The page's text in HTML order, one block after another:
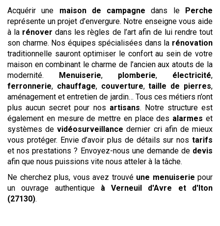
Acquérir une maison de campagne dans le Perche
représente un projet d’envergure. Notre enseigne vous aide
à la rénover dans les règles de l’art afin de lui rendre tout
son charme. Nos équipes spécialisées dans la rénovation
traditionnelle sauront optimiser le confort au sein de votre
maison en combinant le charme de l’ancien aux atouts de la
modernité. Menuiserie, plomberie, électricité,
ferronnerie, chauffage, couverture,taille de pierres,
aménagement et entretien de jardin… Tous ces métiers n’ont
plus aucun secret pour nos artisans. Notre structure est
également en mesure de mettre en place des alarmes et
systèmes devidéosurveillance dernier cri afin de mieux
vous protéger. Envie d’avoir plus de détails sur nos tarifs
et nos prestations ? Envoyez-nous une demande de devis
afin que nous puissions vite nous atteler à la tâche.
Ne cherchez plus, vous avez trouvé une menuiserie pour
un ouvrage authentique à Verneuil d'Avre et d'Iton
(27130).